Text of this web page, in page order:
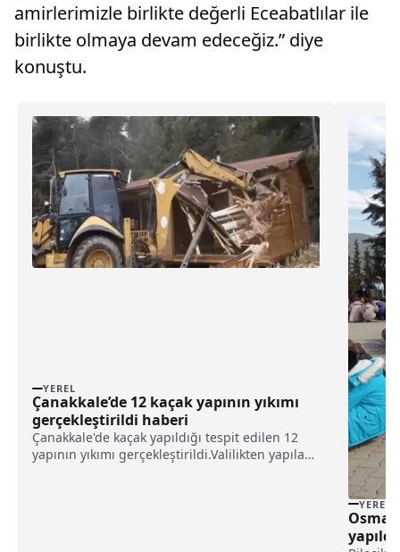
amirlerimizle birlikte değerli Eceabatlılar ile
birlikte olmaya devam edeceğiz.” diye
konuştu.
YEREL
Çanakkale’de 12 kaçak yapının yıkımı
gerçekleştirildi haberi
Çanakkale'de kaçak yapıldığı tespit edilen 12
yapının yıkımı gerçekleştirildi.Valilikten yapılan
YEREL